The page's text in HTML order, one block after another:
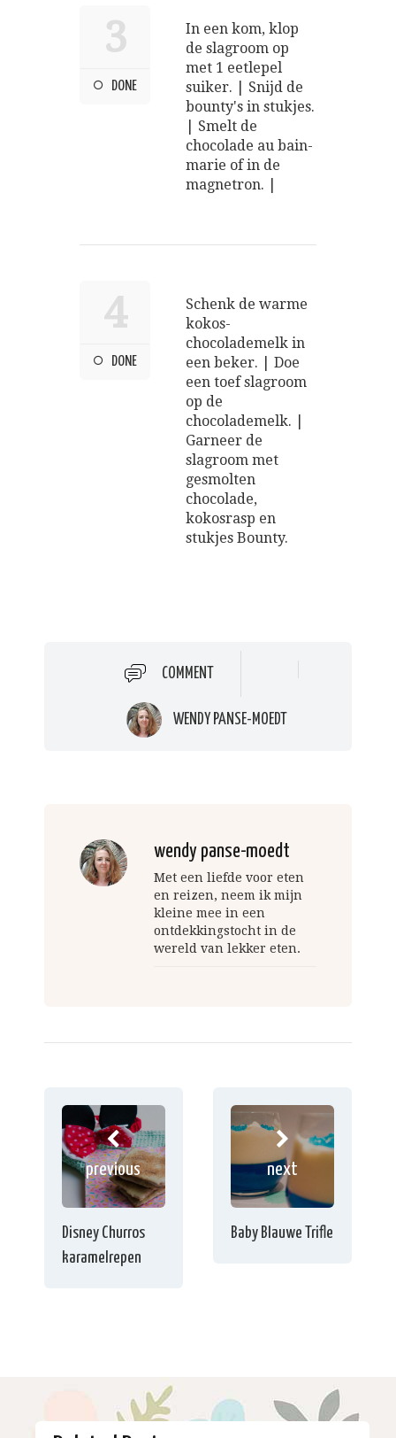
3
DONE
In een kom, klop
de slagroom op
met 1 eetlepel
suiker. | Snijd de
bounty's in stukjes.
| Smelt de
chocolade au bain-
marie of in de
magnetron. |
4
DONE
Schenk de warme
kokos-
chocolademelk in
een beker. | Doe
een toef slagroom
op de
chocolademelk. |
Garneer de
slagroom met
gesmolten
chocolade,
kokosrasp en
stukjes Bounty.
COMMENT
WENDY PANSE-MOEDT
wendy panse-moedt
Met een liefde voor eten
en reizen, neem ik mijn
kleine mee in een
ontdekkingstocht in de
wereld van lekker eten.
previous
Disney Churros
karamelrepen
next
Baby Blauwe Trifle